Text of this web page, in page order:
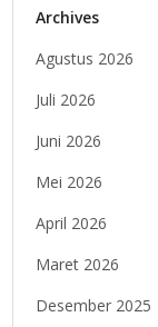
Archives
Agustus 2026
Juli 2026
Juni 2026
Mei 2026
April 2026
Maret 2026
Desember 2025